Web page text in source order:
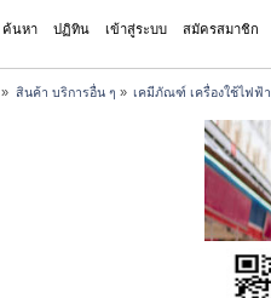
ค้นหา ปฏิทิน เข้าสู่ระบบ สมัครสมาชิก
» สินค้า บริการอื่น ๆ » เคมีภัณฑ์ เครื่องใช้ไฟฟ้า